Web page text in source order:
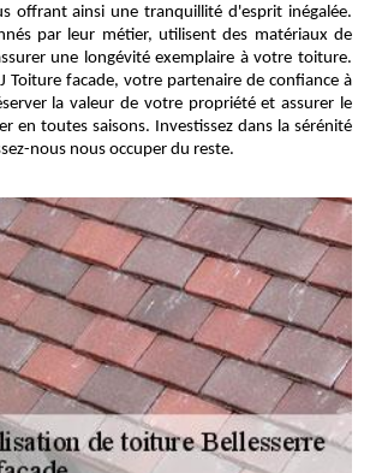
offrant ainsi une tranquillité d'esprit inégalée.
par leur métier, utilisent des matériaux de
une longévité exemplaire à votre toiture.
Toiture facade, votre partenaire de confiance à
la valeur de votre propriété et assurer le
en toutes saisons. Investissez dans la sérénité
nous nous occuper du reste.